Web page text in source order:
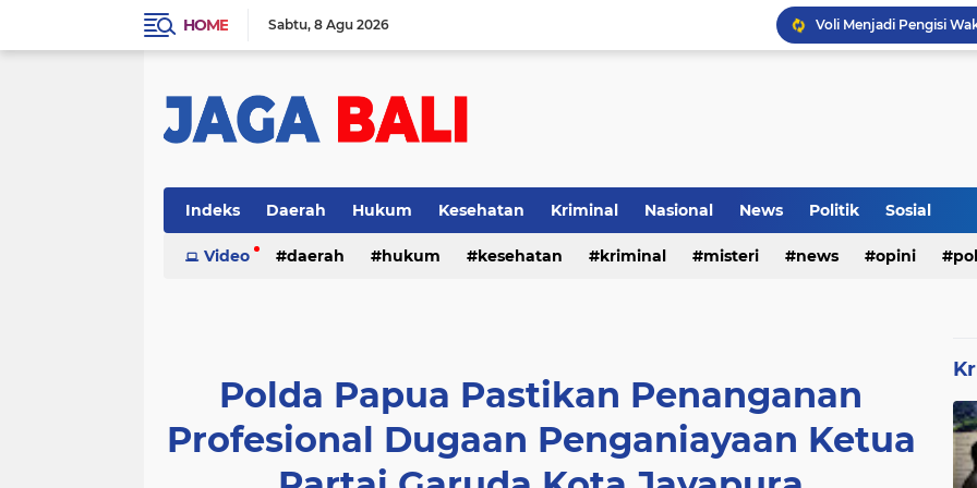
HOME Sabtu 8 Agu 2026
Voli Menjadi Pengisi
Inilah Tampilan Baru
Indeks Daerah Hukum Kesehatan Kriminal Nasional News Politik Sosial
Video daerah hukum kesehatan kriminal misteri news opini
Polda Papua Pastikan Penanganan
Profesional Dugaan Penganiayaan Ketua